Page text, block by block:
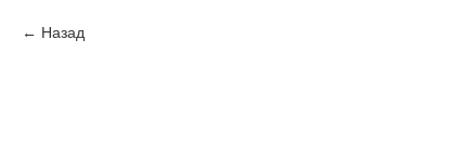
Назад